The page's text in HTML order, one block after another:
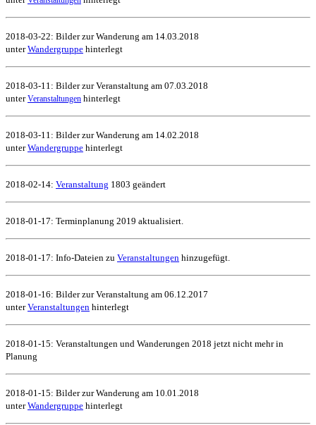
2018-03-22: Bilder zur Wanderung am 14.03.2018
unterWandergruppe hinterlegt
2018-03-11: Bilder zur Veranstaltung am 07.03.2018
unterVeranstaltungen hinterlegt
2018-03-11: Bilder zur Wanderung am 14.02.2018
unterWandergruppe hinterlegt
2018-02-14: Veranstaltung 1803 geändert
2018-01-17: Terminplanung 2019 aktualisiert.
2018-01-17: Info-Dateien zu Veranstaltungen hinzugefügt.
2018-01-16: Bilder zur Veranstaltung am 06.12.2017
unterVeranstaltungen hinterlegt
2018-01-15: Veranstaltungen und Wanderungen 2018 jetzt nicht mehr in
Planung
2018-01-15: Bilder zur Wanderung am 10.01.2018
unterWandergruppe hinterlegt